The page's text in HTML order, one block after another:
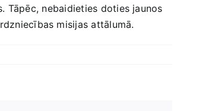
Tāpēc, nebaidieties doties jaunos
misijas attālumā.